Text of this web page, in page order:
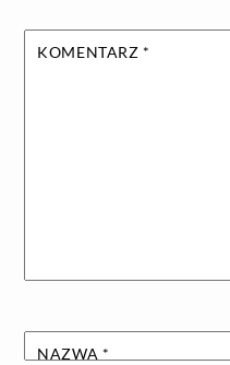
KOMENTARZ *
NAZWA *